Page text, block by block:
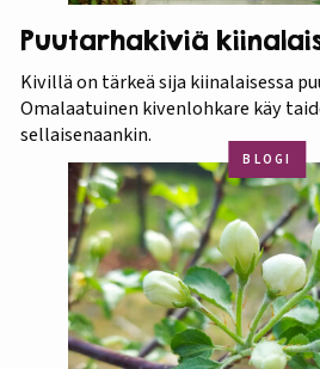
Puutarhakiviä
Kivillä on tärkeä sija kiinalaisessa
Omalaatuinen kivenlohkare käy
sellaisenaankin.
BLOGI